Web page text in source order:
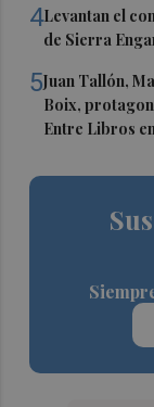
4Levantan el
de Sierra
5Juan Tallón,
Boix,
Entre Libros